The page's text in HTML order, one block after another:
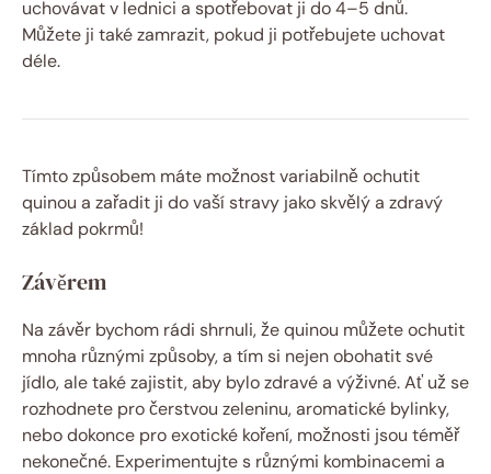
uchovávat v lednici a spotřebovat ji do 4–5 dnů.
Můžete ji také zamrazit, pokud ji potřebujete uchovat
déle.
Tímto způsobem máte možnost variabilně ochutit
quinou a zařadit ji do vaší stravy jako skvělý a zdravý
základ pokrmů!
Závěrem
Na závěr bychom rádi shrnuli, že quinou můžete ochutit
mnoha různými způsoby, a tím si nejen obohatit své
jídlo, ale také zajistit, aby bylo zdravé a výživné. Ať už se
rozhodnete pro čerstvou zeleninu, aromatické bylinky,
nebo dokonce pro exotické koření, možnosti jsou téměř
nekonečné. Experimentujte s různými kombinacemi a